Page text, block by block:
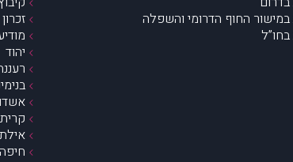
במישור החוף הדרומי והשפלה
יהוד
אילת
חיפה